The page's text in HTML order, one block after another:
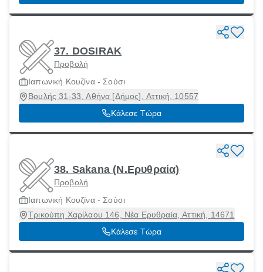
37. DOSIRAK
Προβολή
Ιαπωνική Κουζίνα - Σούσι
Βουλής 31-33, Αθήνα [Δήμος], Αττική, 10557
Κάλεσε Τώρα
38. Sakana (Ν.Ερυθραία)
Προβολή
Ιαπωνική Κουζίνα - Σούσι
Τρικούπη Χαρίλαου 146, Νέα Ερυθραία, Αττική, 14671
Κάλεσε Τώρα